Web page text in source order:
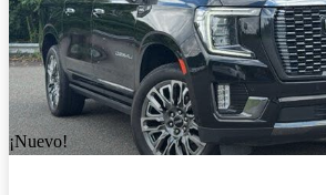
¡Nuevo!